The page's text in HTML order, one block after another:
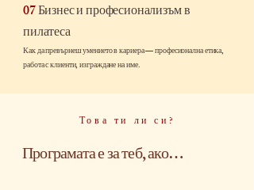
07Бизнес и професионализъм в
пилатеса
Как да превърнеш умението в кариера — професионална етика,
работа с клиенти, изграждане на име.
Това ти ли си?
Програмата е за теб, ако…